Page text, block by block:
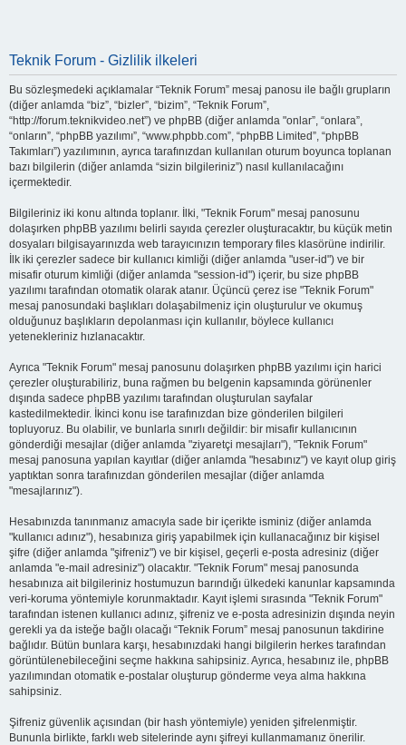
Teknik Forum - Gizlilik ilkeleri
Bu sözleşmedeki açıklamalar “Teknik Forum” mesaj panosu ile bağlı grupların
(diğer anlamda “biz”, “bizler”, “bizim”, “Teknik Forum”,
“http://forum.teknikvideo.net”) ve phpBB (diğer anlamda "onlar”, “onlara”,
“onların”, “phpBB yazılımı”, “www.phpbb.com”, “phpBB Limited”, “phpBB
Takımları”) yazılımının, ayrıca tarafınızdan kullanılan oturum boyunca toplanan
bazı bilgilerin (diğer anlamda “sizin bilgileriniz”) nasıl kullanılacağını
içermektedir.
Bilgileriniz iki konu altında toplanır. İlki, "Teknik Forum" mesaj panosunu
dolaşırken phpBB yazılımı belirli sayıda çerezler oluşturacaktır, bu küçük metin
dosyaları bilgisayarınızda web tarayıcınızın temporary files klasörüne indirilir.
İlk iki çerezler sadece bir kullanıcı kimliği (diğer anlamda "user-id") ve bir
misafir oturum kimliği (diğer anlamda "session-id") içerir, bu size phpBB
yazılımı tarafından otomatik olarak atanır. Üçüncü çerez ise "Teknik Forum"
mesaj panosundaki başlıkları dolaşabilmeniz için oluşturulur ve okumuş
olduğunuz başlıkların depolanması için kullanılır, böylece kullanıcı
yetenekleriniz hızlanacaktır.
Ayrıca "Teknik Forum" mesaj panosunu dolaşırken phpBB yazılımı için harici
çerezler oluşturabiliriz, buna rağmen bu belgenin kapsamında görünenler
dışında sadece phpBB yazılımı tarafından oluşturulan sayfalar
kastedilmektedir. İkinci konu ise tarafınızdan bize gönderilen bilgileri
topluyoruz. Bu olabilir, ve bunlarla sınırlı değildir: bir misafir kullanıcının
gönderdiği mesajlar (diğer anlamda "ziyaretçi mesajları"), "Teknik Forum"
mesaj panosuna yapılan kayıtlar (diğer anlamda "hesabınız") ve kayıt olup giriş
yaptıktan sonra tarafınızdan gönderilen mesajlar (diğer anlamda
"mesajlarınız").
Hesabınızda tanınmanız amacıyla sade bir içerikte isminiz (diğer anlamda
"kullanıcı adınız"), hesabınıza giriş yapabilmek için kullanacağınız bir kişisel
şifre (diğer anlamda "şifreniz") ve bir kişisel, geçerli e-posta adresiniz (diğer
anlamda "e-mail adresiniz") olacaktır. "Teknik Forum" mesaj panosunda
hesabınıza ait bilgileriniz hostumuzun barındığı ülkedeki kanunlar kapsamında
veri-koruma yöntemiyle korunmaktadır. Kayıt işlemi sırasında "Teknik Forum"
tarafından istenen kullanıcı adınız, şifreniz ve e-posta adresinizin dışında neyin
gerekli ya da isteğe bağlı olacağı “Teknik Forum” mesaj panosunun takdirine
bağlıdır. Bütün bunlara karşı, hesabınızdaki hangi bilgilerin herkes tarafından
görüntülenebileceğini seçme hakkına sahipsiniz. Ayrıca, hesabınız ile, phpBB
yazılımından otomatik e-postalar oluşturup gönderme veya alma hakkına
sahipsiniz.
Şifreniz güvenlik açısından (bir hash yöntemiyle) yeniden şifrelenmiştir.
Bununla birlikte, farklı web sitelerinde aynı şifreyi kullanmamanız önerilir.